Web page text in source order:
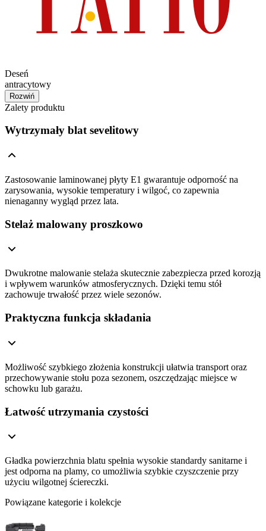
Deseń
antracytowy
Rozwiń
Zalety produktu
Wytrzymały blat sevelitowy
Zastosowanie laminowanej płyty E1 gwarantuje odporność na
zarysowania, wysokie temperatury i wilgoć, co zapewnia
nienaganny wygląd przez lata.
Stelaż malowany proszkowo
Dwukrotne malowanie stelaża skutecznie zabezpiecza przed korozją
i wpływem warunków atmosferycznych. Dzięki temu stół
zachowuje trwałość przez wiele sezonów.
Praktyczna funkcja składania
Możliwość szybkiego złożenia konstrukcji ułatwia transport oraz
przechowywanie stołu poza sezonem, oszczędzając miejsce w
schowku lub garażu.
Łatwość utrzymania czystości
Gładka powierzchnia blatu spełnia wysokie standardy sanitarne i
jest odporna na plamy, co umożliwia szybkie czyszczenie przy
użyciu wilgotnej ściereczki.
Powiązane kategorie i kolekcje